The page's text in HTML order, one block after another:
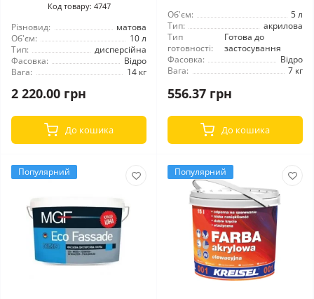
Код товару: 4747
Різновид:
матова
Об'єм:
10 л
Тип:
дисперсійна
Фасовка:
Відро
Вага:
14 кг
2 220.00 грн
До кошика
Об'єм:
5 л
Тип:
акрилова
Тип
готовності:
Готова до
застосування
Фасовка:
Відро
Вага:
7 кг
556.37 грн
До кошика
Популярний Популярний